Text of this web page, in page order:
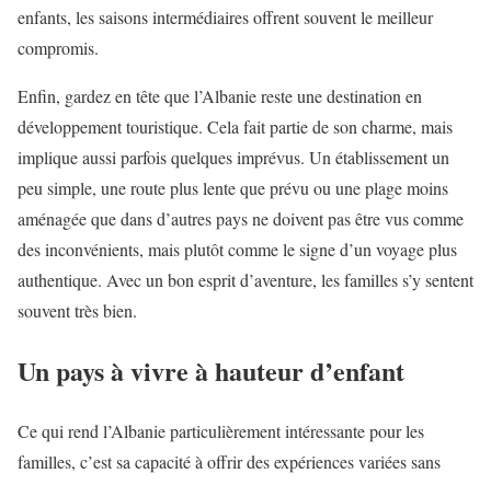
enfants, les saisons intermédiaires offrent souvent le meilleur
compromis.
Enfin, gardez en tête que l’Albanie reste une destination en
développement touristique. Cela fait partie de son charme, mais
implique aussi parfois quelques imprévus. Un établissement un
peu simple, une route plus lente que prévu ou une plage moins
aménagée que dans d’autres pays ne doivent pas être vus comme
des inconvénients, mais plutôt comme le signe d’un voyage plus
authentique. Avec un bon esprit d’aventure, les familles s’y sentent
souvent très bien.
Un pays à vivre à hauteur d’enfant
Ce qui rend l’Albanie particulièrement intéressante pour les
familles, c’est sa capacité à offrir des expériences variées sans